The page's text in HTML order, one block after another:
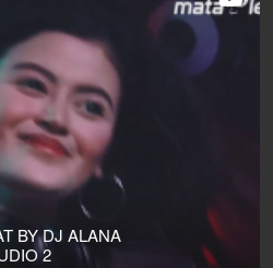
BY DJ ALANA
2